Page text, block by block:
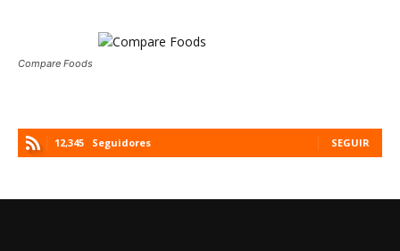
Compare Foods
12,345 Seguidores SEGUIR